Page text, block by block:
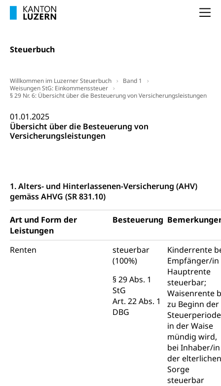
Steuerbuch
Willkommen im Luzerner Steuerbuch
Band 1
Weisungen StG: Einkommenssteuer
§ 29 Nr. 6: Übersicht über die Besteuerung von Versicherungsleistungen
01.01.2025
Übersicht über die Besteuerung von
Versicherungsleistungen
1. Alters- und Hinterlassenen-Versicherung (AHV)
gemäss AHVG (SR 831.10)
Art und Form der
Leistungen
Besteuerung
Renten
steuerbar
(100%)
§ 29 Abs. 1
StG
Art. 22 Abs. 1
DBG
Kinderrente
Empfänger/in
Hauptrente
steuerbar;
Waisenrente
zu Beginn der
in der Waise
mündig wird,
bei Inhaber/in
der elterlichen
Sorge
steuerbar